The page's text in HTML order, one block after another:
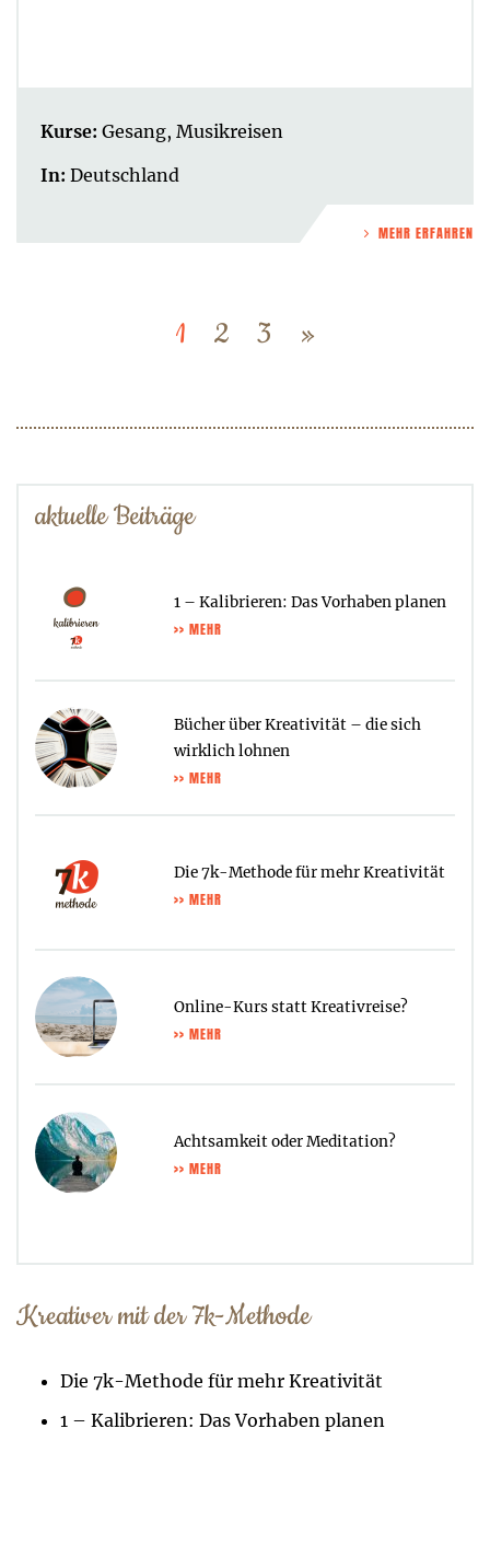
Kurse: Gesang, Musikreisen
In: Deutschland
MEHR ERFAHREN
1 2 3 »
aktuelle Beiträge
1 – Kalibrieren: Das Vorhaben planen
>> MEHR
Bücher über Kreativität – die sich
wirklich lohnen
>> MEHR
Die 7k-Methode für mehr Kreativität
>> MEHR
Online-Kurs statt Kreativreise?
>> MEHR
Achtsamkeit oder Meditation?
>> MEHR
Kreativer mit der 7k-Methode
Die 7k-Methode für mehr Kreativität
1 – Kalibrieren: Das Vorhaben planen